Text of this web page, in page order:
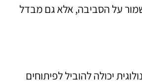
על הסביבה, אלא גם מבדל
יכולה להוביל לפיתוחים